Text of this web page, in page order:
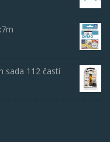
sada 112 častí